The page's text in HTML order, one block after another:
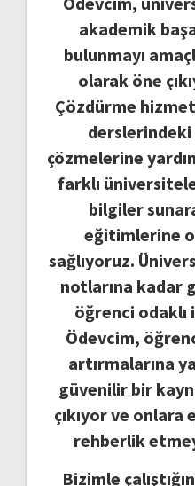
akademik
bulunmayı
olarak öne
Çözdürme
derslerindeki
çözmelerine
farklı
bilgiler
eğitimlerine
sağlıyoruz.
notlarına kadar
öğrenci odaklı
Ödevcim,
artırmalarına
güvenilir bir
çıkıyor ve
rehberlik
Bizimle